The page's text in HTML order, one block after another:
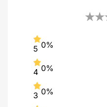
5 0%
4 0%
3 0%